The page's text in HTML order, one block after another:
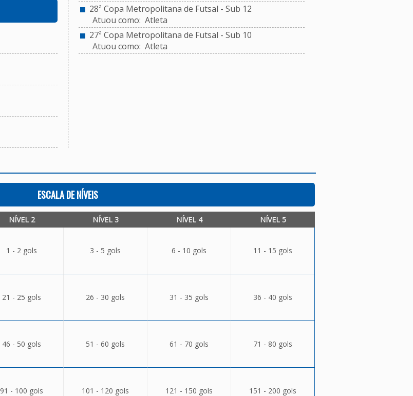
28ª Copa Metropolitana de Futsal - Sub 12
Atuou como: Atleta
27ª Copa Metropolitana de Futsal - Sub 10
Atuou como: Atleta
ESCALA DE NÍVEIS
NÍVEL 2 NÍVEL 3 NÍVEL 4 NÍVEL 5
1 - 2 gols 3 - 5 gols 6 - 10 gols 11 - 15 gols
21 - 25 gols 26 - 30 gols 31 - 35 gols 36 - 40 gols
46 - 50 gols 51 - 60 gols 61 - 70 gols 71 - 80 gols
91 - 100 gols 101 - 120 gols 121 - 150 gols 151 - 200 gols